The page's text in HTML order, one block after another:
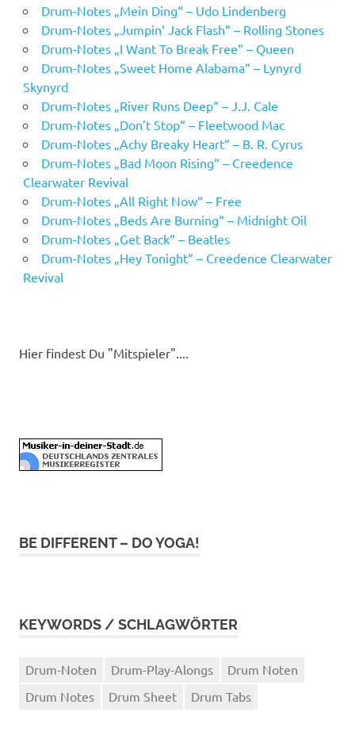
Drum-Notes „Mein Ding“ – Udo Lindenberg
Drum-Notes „Jumpin‘ Jack Flash“ – Rolling Stones
Drum-Notes „I Want To Break Free“ – Queen
Drum-Notes „Sweet Home Alabama“ – Lynyrd
Skynyrd
Drum-Notes „River Runs Deep“ – J.J. Cale
Drum-Notes „Don’t Stop“ – Fleetwood Mac
Drum-Notes „Achy Breaky Heart“ – B. R. Cyrus
Drum-Notes „Bad Moon Rising“ – Creedence
Clearwater Revival
Drum-Notes „All Right Now“ – Free
Drum-Notes „Beds Are Burning“ – Midnight Oil
Drum-Notes „Get Back“ – Beatles
Drum-Notes „Hey Tonight“ – Creedence Clearwater
Revival
Hier findest Du "Mitspieler"....
BE DIFFERENT – DO YOGA!
KEYWORDS / SCHLAGWÖRTER
Drum-Noten Drum-Play-Alongs
Drum Noten
Drum Notes
Drum Sheet Drum Tabs